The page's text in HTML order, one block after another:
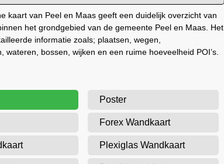
kaart van Peel en Maas geeft een duidelijk overzicht van
het grondgebied van de gemeente Peel en Maas. Het
informatie zoals; plaatsen, wegen,
wateren, bossen, wijken en een ruime hoeveelheid POI’s.
Poster
Forex Wandkaart
Plexiglas Wandkaart